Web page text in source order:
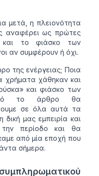
μετά, η πλειονότητα
αναφέρει ως πρώτες
και το φιάσκο των
αν συμφέρουν ή όχι.
της ενέργειας; Ποια
χρήματα χάθηκαν και
και φιάσκο των
το άρθρο θα
σε όλα αυτά τα
μας εμπειρία και
περίοδο και θα
από μία εποχή που
σήμερα.